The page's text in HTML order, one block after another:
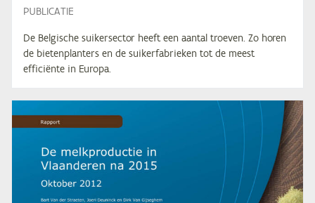
PUBLICATIE
De Belgische suikersector heeft een aantal troeven. Zo horen
de bietenplanters en de suikerfabrieken tot de meest
efficiënte in Europa.